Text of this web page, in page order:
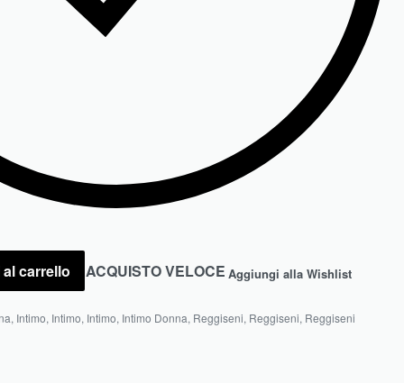
carrello ACQUISTO VELOCE Aggiungi alla Wishlist
, Intimo, Intimo, Intimo, Intimo Donna, Reggiseni, Reggiseni, Reggiseni